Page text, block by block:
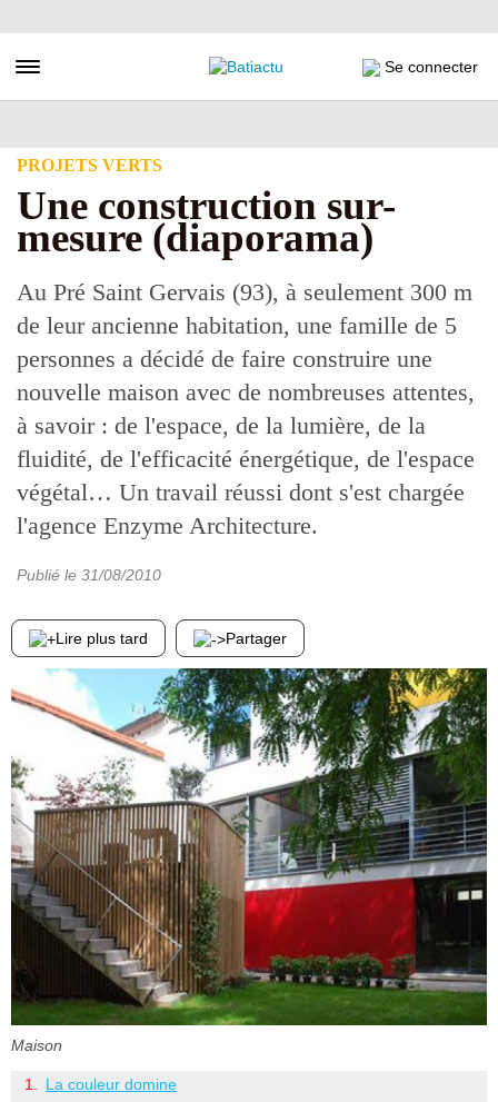
au
principal
Toggle navigation Se connecter
PROJETS VERTS
Une construction sur-
mesure (diaporama)
Au Pré Saint Gervais (93), à seulement 300 m
de leur ancienne habitation, une famille de 5
personnes a décidé de faire construire une
nouvelle maison avec de nombreuses attentes,
à savoir : de l'espace, de la lumière, de la
fluidité, de l'efficacité énergétique, de l'espace
végétal… Un travail réussi dont s'est chargée
l'agence Enzyme Architecture.
Publié le 31/08/2010
Lire plus tard Partager
Maison
La couleur domine